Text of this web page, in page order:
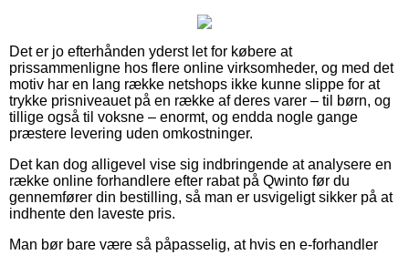
Det er jo efterhånden yderst let for købere at
prissammenligne hos flere online virksomheder, og med det
motiv har en lang række netshops ikke kunne slippe for at
trykke prisniveauet på en række af deres varer – til børn, og
tillige også til voksne – enormt, og endda nogle gange
præstere levering uden omkostninger.
Det kan dog alligevel vise sig indbringende at analysere en
række online forhandlere efter rabat på Qwinto før du
gennemfører din bestilling, så man er usvigeligt sikker på at
indhente den laveste pris.
Man bør bare være så påpasselig, at hvis en e-forhandler